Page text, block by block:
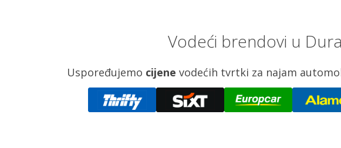
Vodeći brendovi u
Uspoređujemo cijene vodećih tvrtki za najam